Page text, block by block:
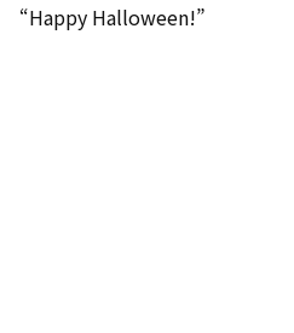
“Happy Halloween!”